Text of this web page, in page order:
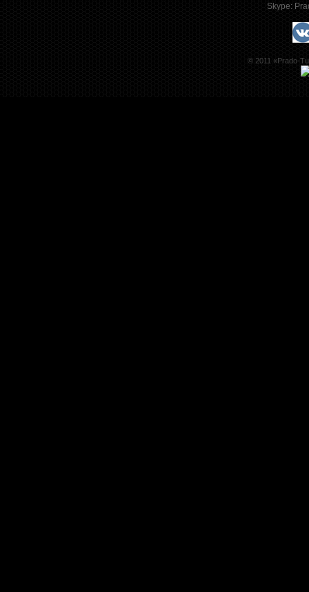
Skype:
© 2011 «Prado-